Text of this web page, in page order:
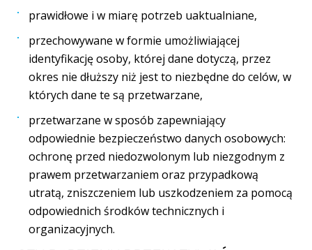
prawidłowe i w miarę potrzeb uaktualniane,
przechowywane w formie umożliwiającej
identyfikację osoby, której dane dotyczą, przez
okres nie dłuższy niż jest to niezbędne do celów, w
których dane te są przetwarzane,
przetwarzane w sposób zapewniający
odpowiednie bezpieczeństwo danych osobowych:
ochronę przed niedozwolonym lub niezgodnym z
prawem przetwarzaniem oraz przypadkową
utratą, zniszczeniem lub uszkodzeniem za pomocą
odpowiednich środków technicznych i
organizacyjnych.